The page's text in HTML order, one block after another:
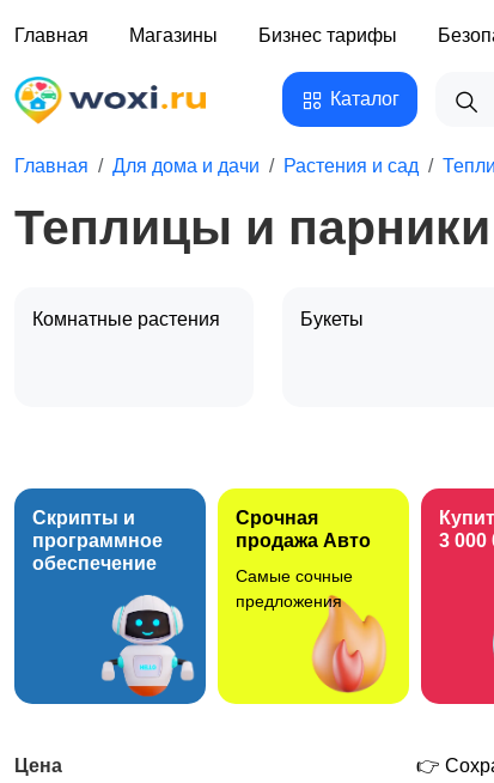
Главная Магазины Бизнес тарифы
Каталог
Главная Для дома и дачи Растения и сад
Теплицы и парники
Комнатные растения Букеты
растени
Скрипты и
программное
обеспечение
Срочная
продажа Авто
Самые сочные
предложения
3 000
Цена 👉